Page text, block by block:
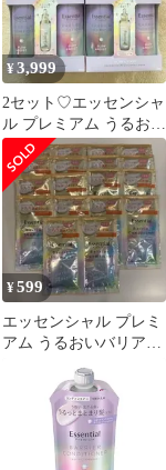
¥3,999
2セット♡エッセンシャ
ル プレミアム うるおい
バリア グロウ&モイス
ト
¥599
エッセンシャル プレミ
アム うるおいバリアシ
ャンプー＆コンディシ
ョナー 9回分